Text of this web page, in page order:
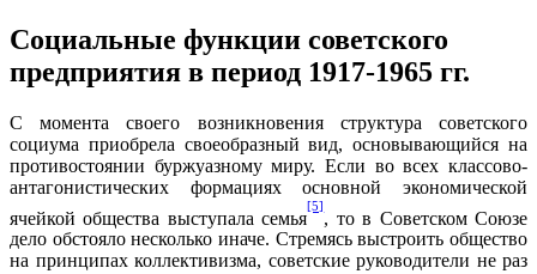
Социальные функции советского
предприятия в период 1917-1965 гг.
С момента своего возникновения структура советского
социума приобрела своеобразный вид, основывающийся на
противостоянии буржуазному миру. Если во всех классово-
антагонистических формациях основной экономической
ячейкой общества выступала семья
[5]
, то в Советском Союзе
дело обстояло несколько иначе. Стремясь выстроить общество
на принципах коллективизма, советские руководители не раз